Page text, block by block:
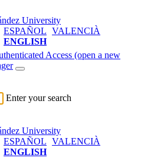
ESPAÑOL VALENCIÀ
ENGLISH
Access (open a new
Enter your search
ESPAÑOL VALENCIÀ
ENGLISH